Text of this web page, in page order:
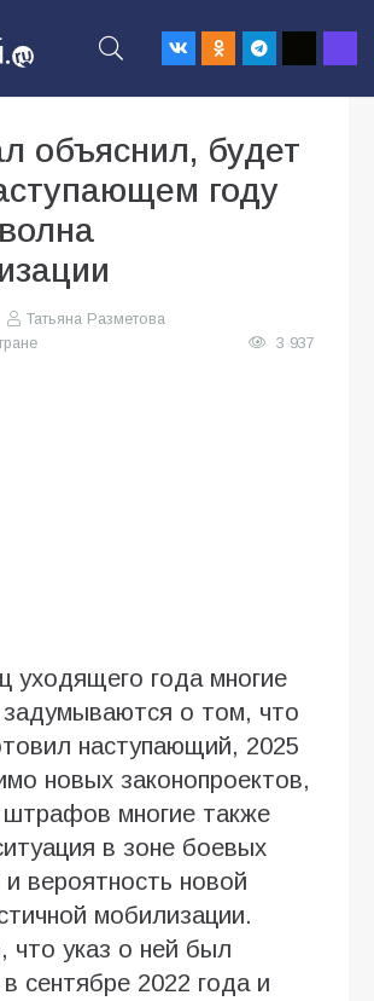
объяснил, будет
году
Татьяна Разметова
3 937
уходящего года многие
задумываются о том, что
наступающий, 2025
новых законопроектов,
многие также
в зоне боевых
вероятность новой
мобилизации.
что указ о ней был
сентябре 2022 года и